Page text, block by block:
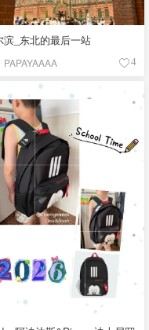
滨_东北的最后一站
PAPAYAAAA 4